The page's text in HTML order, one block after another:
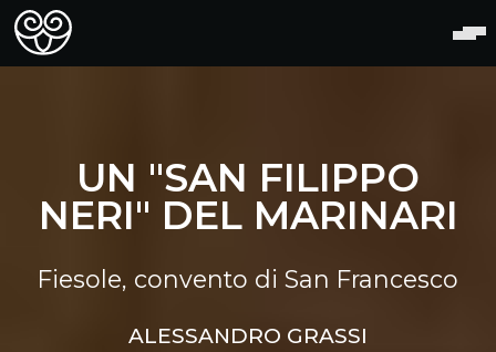
UN "SAN FILIPPO
NERI" DEL MARINARI
Fiesole, convento di San Francesco
ALESSANDRO GRASSI